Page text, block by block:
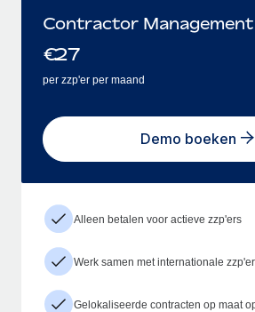
Contractor Management
€27
per zzp'er per maand
Demo boeken
Alleen betalen voor actieve zzp'ers
Werk samen met internationale
Gelokaliseerde contracten op maat